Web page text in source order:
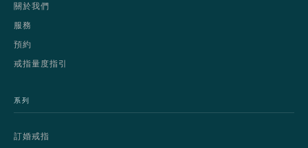
關於我們
服務
預約
戒指量度指引
系列
訂婚戒指